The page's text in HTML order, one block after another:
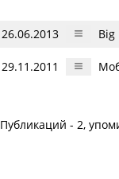
26.06.2013 Big
29.11.2011
Публикаций - 2,